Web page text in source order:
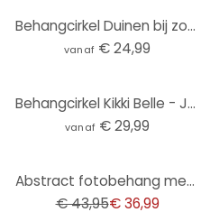
Behangcirkel Duinen bij zonsondergang - vliesbehang/zelfklevend vliesbehang
vanaf € 24,99
Behangcirkel Kikki Belle - Jungle Jive - vliesbehang/zelfklevend vliesbehang
vanaf € 29,99
Abstract fotobehang met geometrisch patroon - vliesbehang retro kleuren - modern behang
€ 43,95€ 36,99